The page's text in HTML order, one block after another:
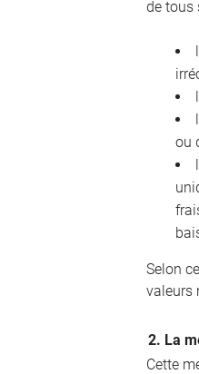
de tous
ou
Selon
valeurs
2. La
Cette